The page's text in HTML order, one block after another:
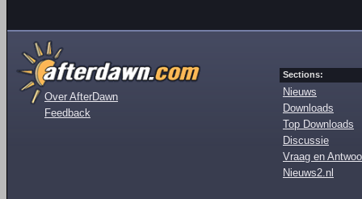
Over AfterDawn
Feedback
Sections:
Nieuws
Downloads
Top Downloads
Discussie
Vraag en
Nieuws2.nl